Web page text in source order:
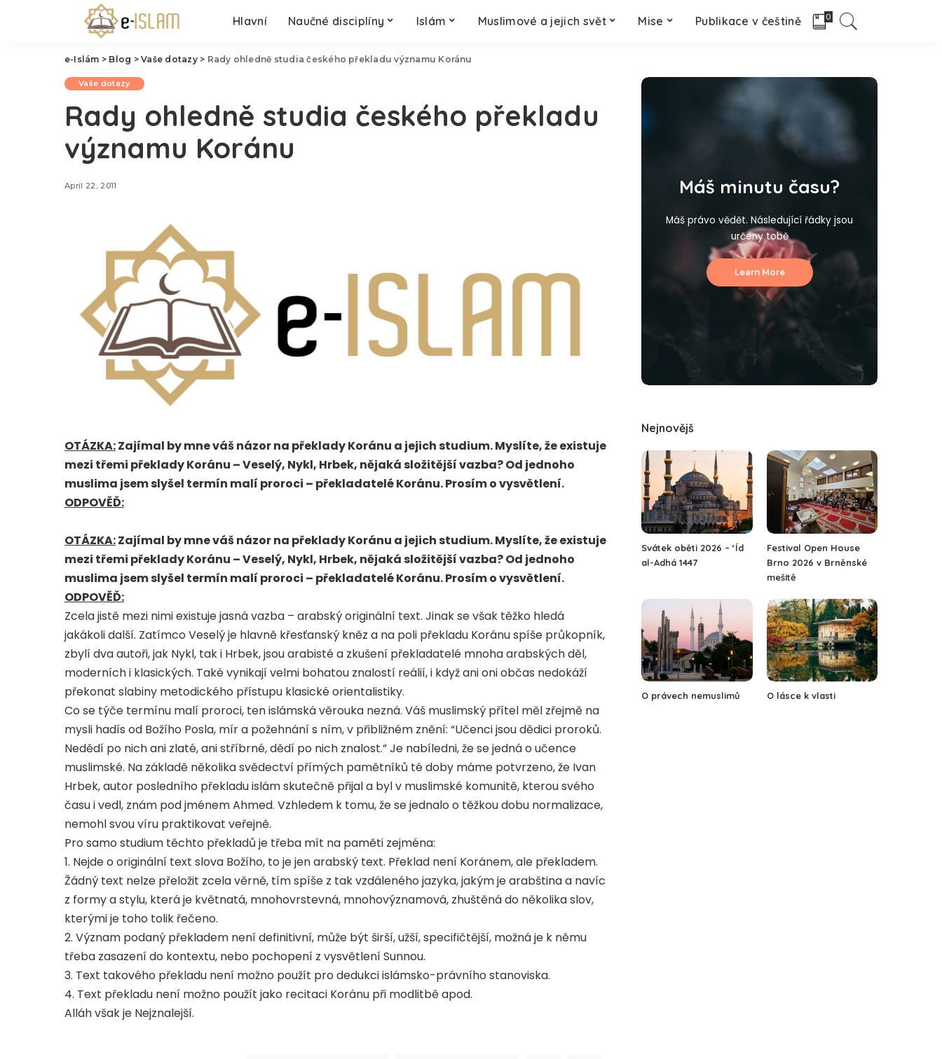
Hlavní Naučné disciplíny Islám Muslimové a jejich svět Mise Publikace v češtině 0
e-Islám > Blog >Vaše dotazy> Rady ohledně studia českého překladu významu Koránu
Vaše dotazy
Rady ohledně studia českého překladu
významu Koránu
April 22, 2011
OTÁZKA:Zajímal by mne váš názor na překlady Koránu a jejich studium. Myslíte, že existuje
mezi třemi překlady Koránu – Veselý, Nykl, Hrbek, nějaká složitější vazba? Od jednoho
muslima jsem slyšel termín malí proroci – překladatelé Koránu. Prosím o vysvětlení.
ODPOVĚĎ:
OTÁZKA:Zajímal by mne váš názor na překlady Koránu a jejich studium. Myslíte, že existuje
mezi třemi překlady Koránu – Veselý, Nykl, Hrbek, nějaká složitější vazba? Od jednoho
muslima jsem slyšel termín malí proroci – překladatelé Koránu. Prosím o vysvětlení.
ODPOVĚĎ:
Zcela jistě mezi nimi existuje jasná vazba – arabský originální text. Jinak se však těžko hledá
jakákoli další. Zatímco Veselý je hlavně křesťanský kněz a na poli překladu Koránu spíše průkopník,
zbylí dva autoři, jak Nykl, tak i Hrbek, jsou arabisté a zkušení překladatelé mnoha arabských děl,
moderních i klasických. Také vynikají velmi bohatou znalostí reálií, i když ani oni občas nedokáží
překonat slabiny metodického přístupu klasické orientalistiky.
Co se týče termínu malí proroci, ten islámská věrouka nezná. Váš muslimský přítel měl zřejmě na
mysli hadís od Božího Posla, mír a požehnání s ním, v přibližném znění: “Učenci jsou dědici proroků.
Nedědí po nich ani zlaté, ani stříbrné, dědí po nich znalost.” Je nabíledni, že se jedná o učence
muslimské. Na základě několika svědectví přímých pamětníků té doby máme potvrzeno, že Ivan
Hrbek, autor posledního překladu islám skutečně přijal a byl v muslimské komunitě, kterou svého
času i vedl, znám pod jménem Ahmed. Vzhledem k tomu, že se jednalo o těžkou dobu normalizace,
nemohl svou víru praktikovat veřejně.
Pro samo studium těchto překladů je třeba mít na paměti zejména:
1. Nejde o originální text slova Božího, to je jen arabský text. Překlad není Koránem, ale překladem.
Žádný text nelze přeložit zcela věrně, tím spíše z tak vzdáleného jazyka, jakým je arabština a navíc
z formy a stylu, která je květnatá, mnohovrstevná, mnohovýznamová, zhuštěná do několika slov,
kterými je toho tolik řečeno.
2. Význam podaný překladem není definitivní, může být širší, užší, specifičtější, možná je k němu
třeba zasazení do kontextu, nebo pochopení z vysvětlení Sunnou.
3. Text takového překladu není možno použít pro dedukci islámsko-právního stanoviska.
4. Text překladu není možno použít jako recitaci Koránu při modlitbě apod.
Alláh však je Nejznalejší.
Máš minutu času?
Máš právo vědět. Následující řádky jsou
určeny tobě
Learn More
Nejnovějš
Svátek oběti 2026 – ‘Íd
al-Adhá 1447
Festival Open House
Brno 2026 v Brněnské
mešitě
O právech nemuslimů O lásce k vlasti